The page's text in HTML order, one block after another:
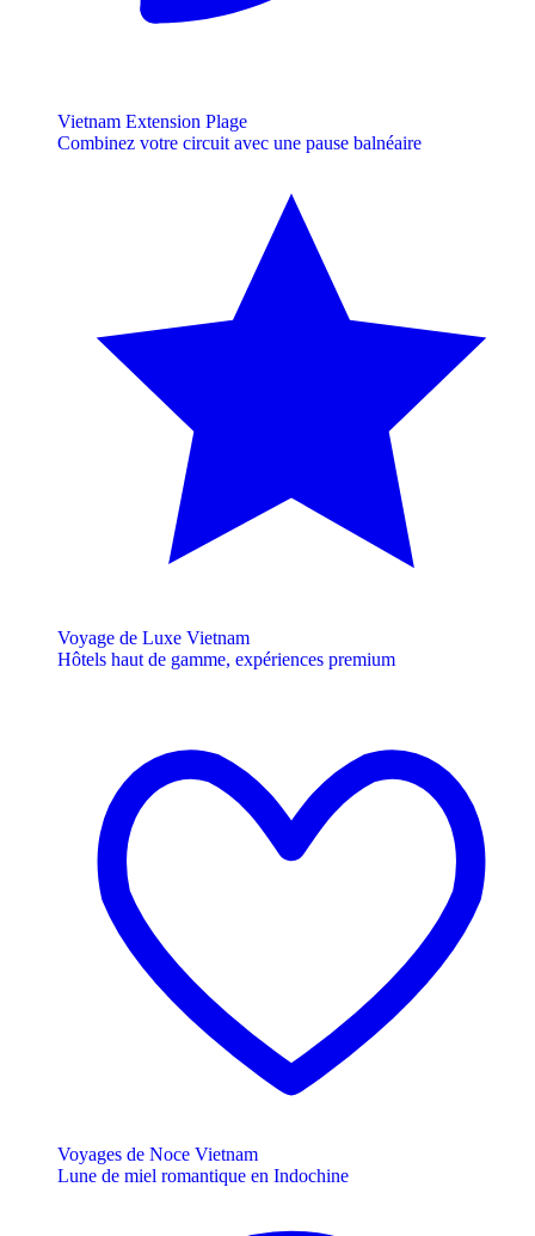
Vietnam Extension Plage
Combinez votre circuit avec une pause balnéaire
Voyage de Luxe Vietnam
Hôtels haut de gamme, expériences premium
Voyages de Noce Vietnam
Lune de miel romantique en Indochine